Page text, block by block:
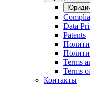
Data
Patents
Terms
Terms
Контакты